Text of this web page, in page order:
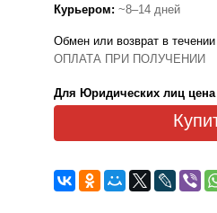
Курьером: ~8–14 дней
Обмен или возврат в
ОПЛАТА ПРИ ПОЛУЧЕНИИ
Для Юридических лиц цена